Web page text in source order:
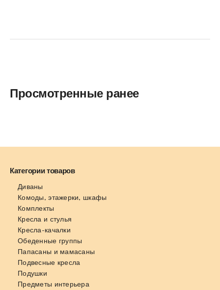
Просмотренные ранее
Категории товаров
Диваны
Комоды, этажерки, шкафы
Комплекты
Кресла и стулья
Кресла-качалки
Обеденные группы
Папасаны и мамасаны
Подвесные кресла
Подушки
Предметы интерьера